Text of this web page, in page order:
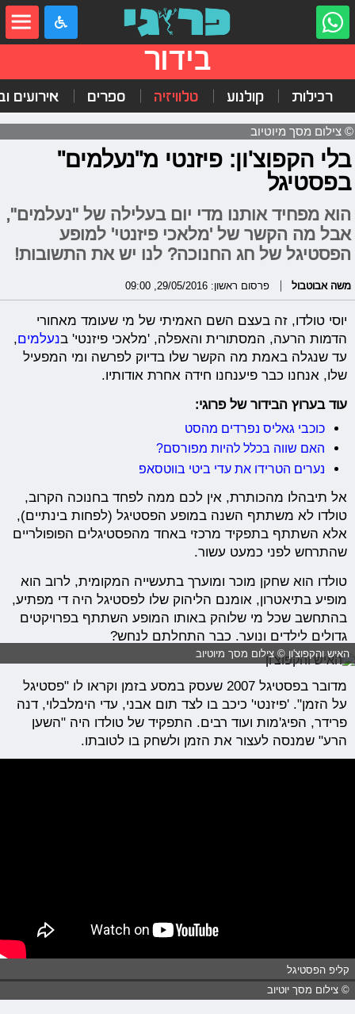
בידור
רכילות קולנוע טלוויזיה ספרים אירועים
© צילום מסך מיוטיוב
בלי הקפוצ'ון: פיזנטי מ"נעלמים"
בפסטיגל
הוא מפחיד אותנו מדי יום בעלילה של "נעלמים",
אבל מה הקשר של 'מלאכי פיזנטי' למופע
הפסטיגל של חג החנוכה? לנו יש את התשובות!
משה אבוטבול פרסום ראשון: 29/05/2016, 09:00
יוסי טולדו, זה בעצם השם האמיתי של מי שעומד מאחורי
הדמות הרעה, המסתורית והאפלה, 'מלאכי פיזנטי' בנעלמים,
עד שנגלה באמת מה הקשר שלו בדיוק לפרשה ומי המפעיל
שלו, אנחנו כבר פיענחנו חידה אחרת אודותיו.
עוד בערוץ הבידור של פרוגי:
כוכבי גאליס נפרדים מהסט
האם שווה בכלל להיות מפורסם?
נערים הטרידו את עדי ביטי בווטסאפ
אל תיבהלו מהכותרת, אין לכם ממה לפחד בחנוכה הקרוב,
טולדו לא משתתף השנה במופע הפסטיגל (לפחות בינתיים),
אלא השתתף בתפקיד מרכזי באחד מהפסטיגלים הפופולריים
שהתרחש לפני כמעט עשור.
טולדו הוא שחקן מוכר ומוערך בתעשייה המקומית, לרוב הוא
מופיע בתיאטרון, אומנם הליהוק שלו לפסטיגל היה די מפתיע,
בהתחשב שכל מי שלוהק באותו המופע השתתף בפרויקטים
גדולים לילדים ונוער. כבר התחלתם לנחש?
האיש והקפוצ'ון © צילום מסך מיוטיוב
מדובר בפסטיגל 2007 שעסק במסע בזמן וקראו לו "פסטיגל
על הזמן". 'פיזנטי' כיכב בו לצד תום אבני, עדי הימלבלוי, דנה
פרידר, הפיג'מות ועוד רבים. התפקיד של טולדו היה "השען
הרע" שמנסה לעצור את הזמן ולשחק בו לטובתו.
קליפ הפסטיגל
© צילום מסך יוטיוב